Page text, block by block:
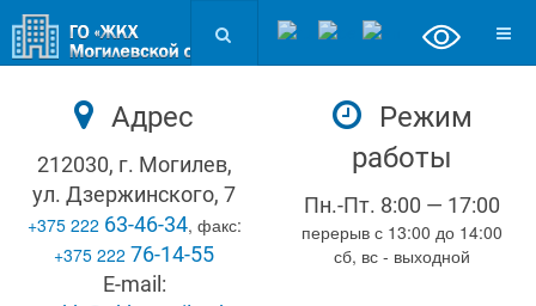
Адрес
212030, г. Могилев,
ул. Дзержинского, 7
+375 222 63-46-34, факс:
+375 222 76-14-55
E-mail:
Режим
работы
Пн.-Пт. 8:00 — 17:00
перерыв с 13:00 до 14:00
сб, вс - выходной